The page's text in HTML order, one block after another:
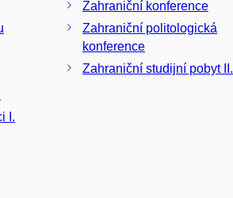
I.
Zahraniční konference
Zahraniční politologická
konference
Zahraniční studijní pobyt II.